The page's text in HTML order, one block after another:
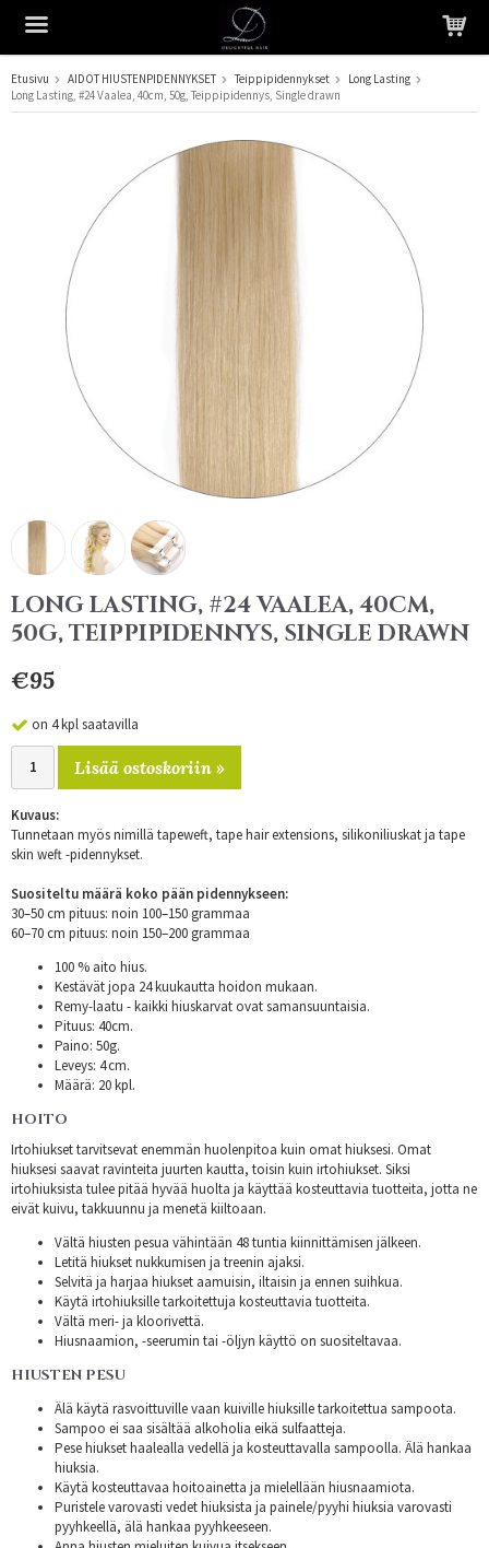
Tuote on lisätty ostoskoriin
Etusivu AIDOT HIUSTENPIDENNYKSET Teippipidennykset
Long Lasting
Long Lasting, #24 Vaalea, 40cm, 50g, Teippipidennys, Single drawn
LONG LASTING, #24 VAALEA, 40CM,
50G, TEIPPIPIDENNYS, SINGLE DRAWN
€95
on 4 kpl saatavilla
Lisää ostoskoriin »
Kuvaus:
Tunnetaan myös nimillä tapeweft, tape hair extensions, silikoniliuskat ja tape
skin weft -pidennykset.
Suositeltu määrä koko pään pidennykseen:
30–50 cm pituus: noin 100–150 grammaa
60–70 cm pituus: noin 150–200 grammaa
100 % aito hius.
Kestävät jopa 24 kuukautta hoidon mukaan.
Remy-laatu - kaikki hiuskarvat ovat samansuuntaisia.
Pituus: 40cm.
Paino: 50g.
Leveys: 4 cm.
Määrä: 20 kpl.
HOITO
Irtohiukset tarvitsevat enemmän huolenpitoa kuin omat hiuksesi. Omat
hiuksesi saavat ravinteita juurten kautta, toisin kuin irtohiukset. Siksi
irtohiuksista tulee pitää hyvää huolta ja käyttää kosteuttavia tuotteita, jotta ne
eivät kuivu, takkuunnu ja menetä kiiltoaan.
Vältä hiusten pesua vähintään 48 tuntia kiinnittämisen jälkeen.
Letitä hiukset nukkumisen ja treenin ajaksi.
Selvitä ja harjaa hiukset aamuisin, iltaisin ja ennen suihkua.
Käytä irtohiuksille tarkoitettuja kosteuttavia tuotteita.
Vältä meri- ja kloorivettä.
Hiusnaamion, -seerumin tai -öljyn käyttö on suositeltavaa.
HIUSTEN PESU
Älä käytä rasvoittuville vaan kuiville hiuksille tarkoitettua sampoota.
Sampoo ei saa sisältää alkoholia eikä sulfaatteja.
Pese hiukset haalealla vedellä ja kosteuttavalla sampoolla. Älä hankaa
hiuksia.
Käytä kosteuttavaa hoitoainetta ja mielellään hiusnaamiota.
Puristele varovasti vedet hiuksista ja painele/pyyhi hiuksia varovasti
pyyhkeellä, älä hankaa pyyhkeeseen.